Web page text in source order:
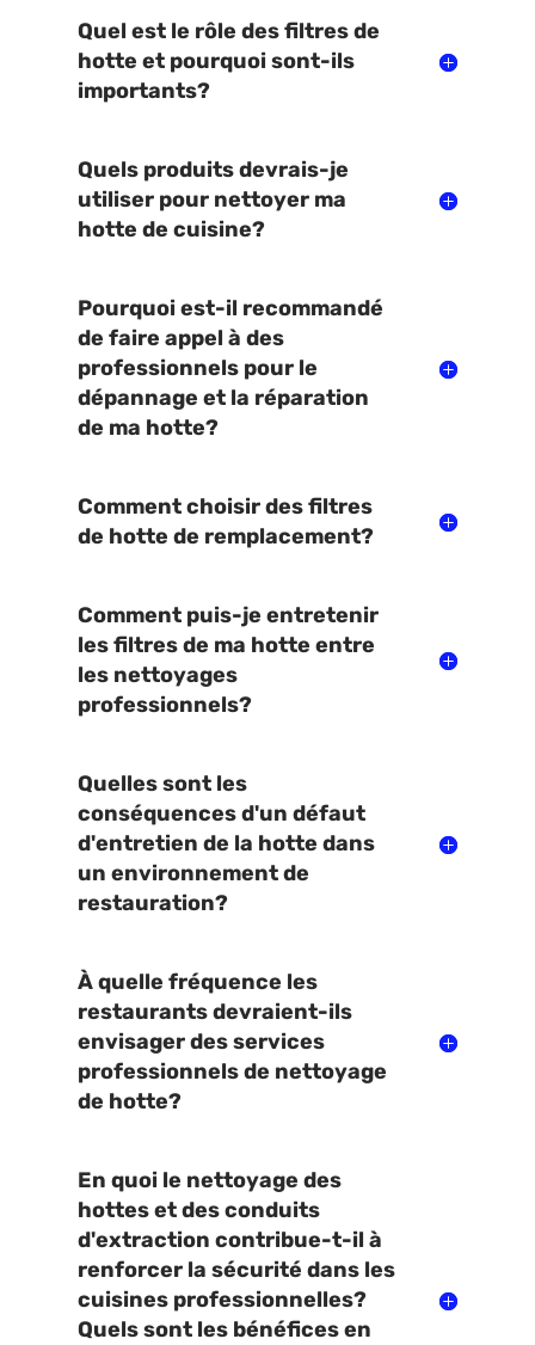
Quel est le rôle des filtres de
hotte et pourquoi sont-ils
importants?
Quels produits devrais-je
utiliser pour nettoyer ma
hotte de cuisine?
Pourquoi est-il recommandé
de faire appel à des
professionnels pour le
dépannage et la réparation
de ma hotte?
Comment choisir des filtres
de hotte de remplacement?
Comment puis-je entretenir
les filtres de ma hotte entre
les nettoyages
professionnels?
Quelles sont les
conséquences d'un défaut
d'entretien de la hotte dans
un environnement de
restauration?
À quelle fréquence les
restaurants devraient-ils
envisager des services
professionnels de nettoyage
de hotte?
En quoi le nettoyage des
hottes et des conduits
d'extraction contribue-t-il à
renforcer la sécurité dans les
cuisines professionnelles?
Quels sont les bénéfices en